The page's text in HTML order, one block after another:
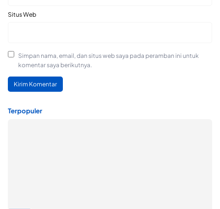
Situs Web
Simpan nama, email, dan situs web saya pada peramban ini untuk
komentar saya berikutnya.
Terpopuler